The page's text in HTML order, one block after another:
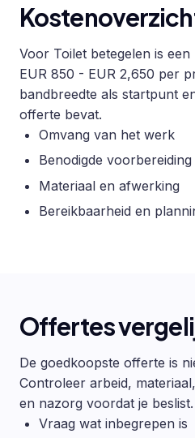
Voor Toilet betegelen is een
EUR 850 - EUR 2,650 per
bandbreedte als startpunt
offerte bevat.
Omvang van het werk
Benodigde voorbereiding
Materiaal en afwerking
Bereikbaarheid en
Offertes
De goedkoopste offerte is
Controleer arbeid,
en nazorg voordat je beslist.
Vraag wat inbegrepen is